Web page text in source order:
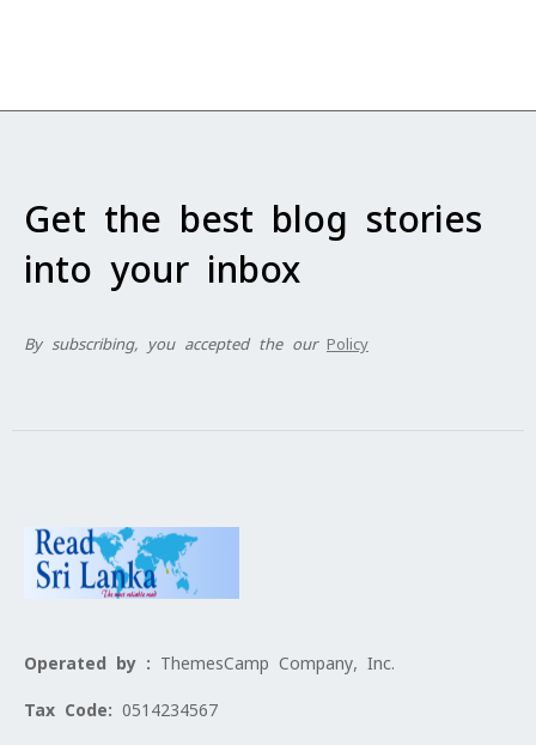
Get the best blog stories
into your inbox
By subscribing, you accepted the our Policy
Operated by : ThemesCamp Company, Inc.
Tax Code: 0514234567